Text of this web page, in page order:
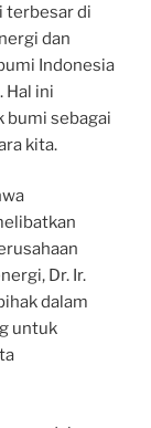
terbesar di
dan
Indonesia
Hal ini
bumi sebagai
kita.
Dr. Ir.
dalam
untuk